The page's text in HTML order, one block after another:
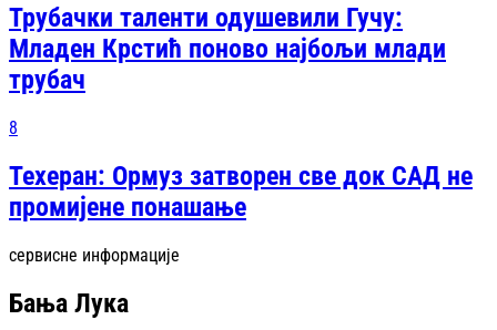
Трубачки таленти одушевили Гучу:
Младен Крстић поново најбољи млади
трубач
8
Техеран: Ормуз затворен све док САД не
промијене понашање
сервисне информације
Бања Лука